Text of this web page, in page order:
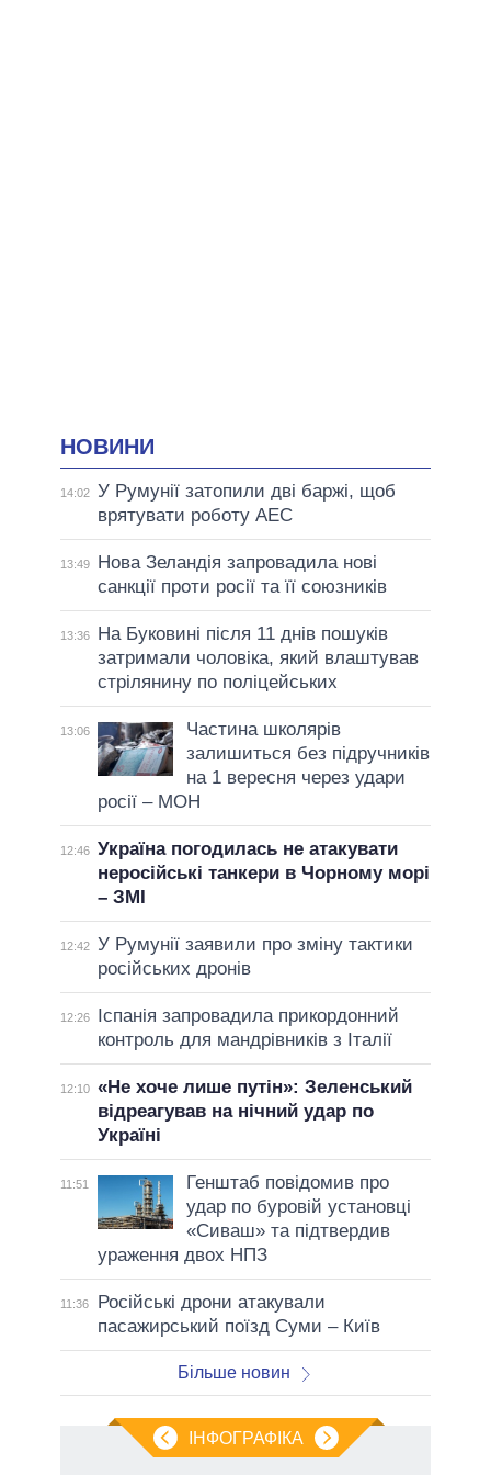
НОВИНИ
14:02 У Румунії затопили дві баржі, щоб
врятувати роботу АЕС
13:49
Нова Зеландія запровадила нові
санкції проти росії та її союзників
13:36
На Буковині після 11 днів пошуків
затримали чоловіка, який влаштував
стрілянину по поліцейських
13:06
Частина школярів
залишиться без підручників
на 1 вересня через удари
росії – МОН
12:46 Україна погодилась не атакувати
неросійські танкери в Чорному морі
– ЗМІ
12:42 У Румунії заявили про зміну тактики
російських дронів
12:26
Іспанія запровадила прикордонний
контроль для мандрівників з Італії
12:10 «Не хоче лише путін»: Зеленський
відреагував на нічний удар по
Україні
11:51
Генштаб повідомив про
удар по буровій установці
«Сиваш» та підтвердив
ураження двох НПЗ
11:36
Російські дрони атакували
пасажирський поїзд Суми – Київ
Більше новин
ІНФОГРАФІКА